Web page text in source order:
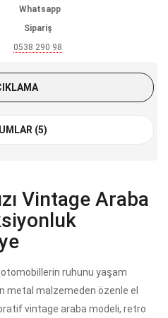
Whatsapp
Sipariş
0538 290 98
(5)
Vintage Araba
ruhunu yaşam
metal malzemeden özenle el
vintage araba modeli, retro